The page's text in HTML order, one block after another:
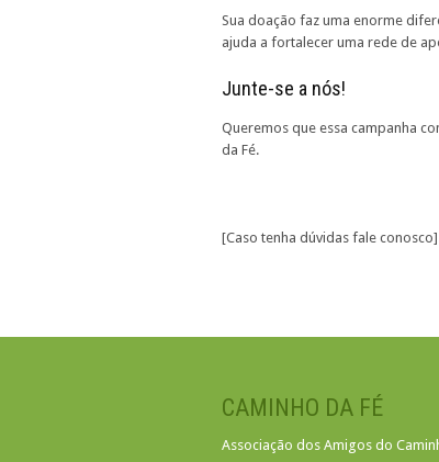
Sua doação faz uma enorme
ajuda a fortalecer uma rede de
Junte-se a nós!
Queremos que essa campanha
da Fé.
[Caso tenha dúvidas fale
CAMINHO DA FÉ
Associação dos Amigos do